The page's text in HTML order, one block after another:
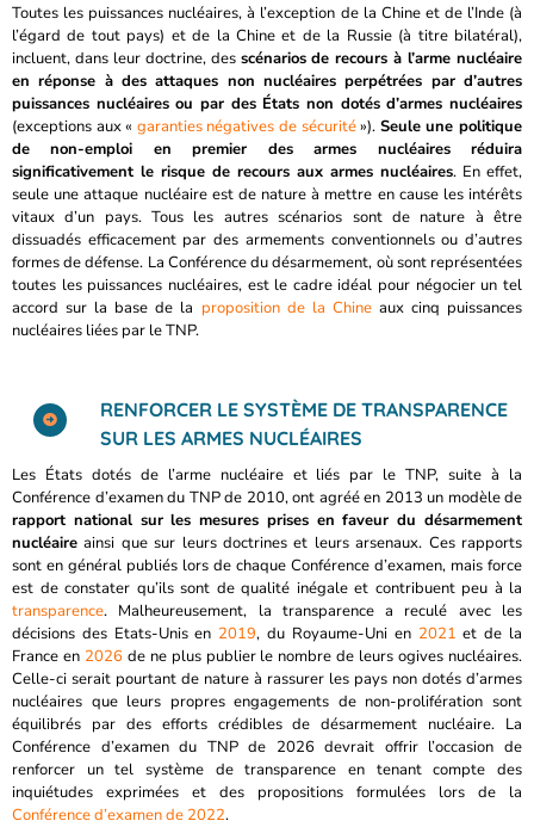
Toutes les puissances nucléaires, à l’exception de la Chine et de l’Inde (à
l’égard de tout pays) et de la Chine et de la Russie (à titre bilatéral),
incluent, dans leur doctrine, des scénarios de recours à l’arme nucléaire
en réponse à des attaques non nucléaires perpétrées par d’autres
puissances nucléaires ou par des États non dotés d’armes nucléaires
(exceptions aux « garanties négatives de sécurité»). Seule une politique
de non-emploi en premier des armes nucléaires réduira
significativement le risque de recours aux armes nucléaires. En effet,
seule une attaque nucléaire est de nature à mettre en cause les intérêts
vitaux d’un pays. Tous les autres scénarios sont de nature à être
dissuadés efficacement par des armements conventionnels ou d’autres
formes de défense. La Conférence du désarmement, où sont représentées
toutes les puissances nucléaires, est le cadre idéal pour négocier un tel
accord sur la base de la proposition de la Chineaux cinq puissances
nucléaires liées par le TNP.
RENFORCER LE SYSTÈME DE TRANSPARENCE
SUR LES ARMES NUCLÉAIRES
Les États dotés de l’arme nucléaire et liés par le TNP, suite à la
Conférence d’examen du TNP de 2010, ont agréé en 2013 un modèle de
rapport national sur les mesures prises en faveur du désarmement
nucléaire ainsi que sur leurs doctrines et leurs arsenaux. Ces rapports
sont en général publiés lors de chaque Conférence d’examen, mais force
est de constater qu’ils sont de qualité inégale et contribuent peu à la
transparence. Malheureusement, la transparence a reculé avec les
décisions des Etats-Unis en 2019, du Royaume-Uni en 2021 et de la
France en 2026 de ne plus publier le nombre de leurs ogives nucléaires.
Celle-ci serait pourtant de nature à rassurer les pays non dotés d’armes
nucléaires que leurs propres engagements de non-prolifération sont
équilibrés par des efforts crédibles de désarmement nucléaire. La
Conférence d’examen du TNP de 2026 devrait offrir l’occasion de
renforcer un tel système de transparence en tenant compte des
inquiétudes exprimées et des propositions formulées lors de la
Conférence d’examen de 2022.